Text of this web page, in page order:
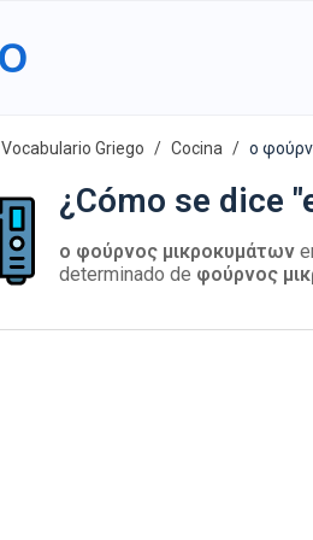
Vocabulario Griego Cocina ο
¿Cómo se dice
ο φούρνος μικροκυμάτων
determinado de φούρνος